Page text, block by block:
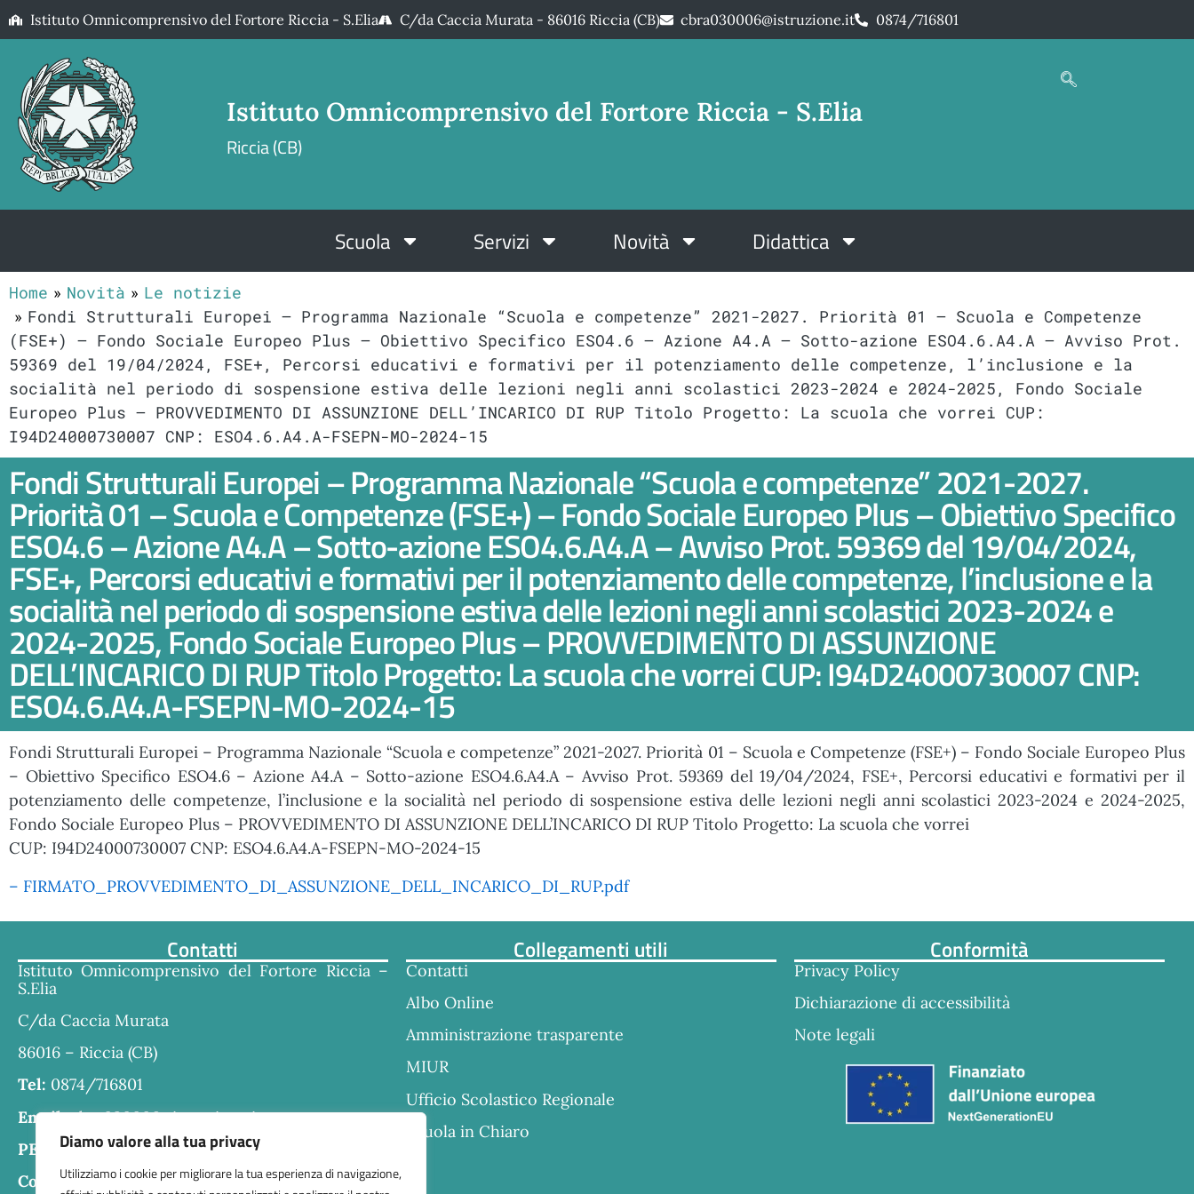
Diamo valore alla tua privacy
Utilizziamo i cookie per migliorare la tua esperienza di navigazione,
Istituto Omnicomprensivo del Fortore Riccia - S.Elia C/da Caccia Murata - 86016 Riccia (CB) cbra030006@istruzione.it 0874/716801
Istituto Omnicomprensivo del Fortore Riccia - S.Elia
Riccia (CB)
Scuola Servizi Novità Didattica
Home Novità
Le notizie
Fondi Strutturali Europei – Programma Nazionale “Scuola e competenze” 2021-2027. Priorità 01 – Scuola e Competenze
(FSE+) – Fondo Sociale Europeo Plus – Obiettivo Specifico ESO4.6 – Azione A4.A – Sotto-azione ESO4.6.A4.A – Avviso Prot.
59369 del 19/04/2024, FSE+, Percorsi educativi e formativi per il potenziamento delle competenze, l’inclusione e la
socialità nel periodo di sospensione estiva delle lezioni negli anni scolastici 2023-2024 e 2024-2025, Fondo Sociale
Europeo Plus – PROVVEDIMENTO DI ASSUNZIONE DELL’INCARICO DI RUP Titolo Progetto: La scuola che vorrei CUP:
I94D24000730007 CNP: ESO4.6.A4.A-FSEPN-MO-2024-15
Fondi Strutturali Europei – Programma Nazionale “Scuola e competenze” 2021-2027.
Priorità 01 – Scuola e Competenze (FSE+) – Fondo Sociale Europeo Plus – Obiettivo Specifico
ESO4.6 – Azione A4.A – Sotto-azione ESO4.6.A4.A – Avviso Prot. 59369 del 19/04/2024,
FSE+, Percorsi educativi e formativi per il potenziamento delle competenze, l’inclusione e la
socialità nel periodo di sospensione estiva delle lezioni negli anni scolastici 2023-2024 e
2024-2025, Fondo Sociale Europeo Plus – PROVVEDIMENTO DI ASSUNZIONE
DELL’INCARICO DI RUP Titolo Progetto: La scuola che vorrei CUP: I94D24000730007 CNP:
ESO4.6.A4.A-FSEPN-MO-2024-15
Fondi Strutturali Europei – Programma Nazionale “Scuola e competenze” 2021-2027. Priorità 01 – Scuola e Competenze (FSE+) – Fondo Sociale Europeo Plus
– Obiettivo Specifico ESO4.6 – Azione A4.A – Sotto-azione ESO4.6.A4.A – Avviso Prot. 59369 del 19/04/2024, FSE+, Percorsi educativi e formativi per il
potenziamento delle competenze, l’inclusione e la socialità nel periodo di sospensione estiva delle lezioni negli anni scolastici 2023-2024 e 2024-2025,
Fondo Sociale Europeo Plus – PROVVEDIMENTO DI ASSUNZIONE DELL’INCARICO DI RUP Titolo Progetto: La scuola che vorrei
CUP: I94D24000730007 CNP: ESO4.6.A4.A-FSEPN-MO-2024-15
– FIRMATO_PROVVEDIMENTO_DI_ASSUNZIONE_DELL_INCARICO_DI_RUP.pdf
Contatti
Istituto Omnicomprensivo del Fortore Riccia –
S.Elia
C/da Caccia Murata
86016 – Riccia (CB)
Tel: 0874/716801
Email: cbra030006@istruzione.it
PEC:
cbra030006@pec.istruzione.it
Codice fiscale:80004610707
Collegamenti utili
Contatti
Albo Online
Amministrazione trasparente
MIUR
Ufficio Scolastico Regionale
Scuola in Chiaro
Conformità
Privacy Policy
Dichiarazione di accessibilità
Note legali